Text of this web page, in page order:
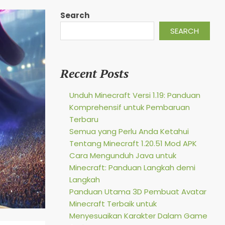
Search
SEARCH
Recent Posts
Unduh Minecraft Versi 1.19: Panduan
Komprehensif untuk Pembaruan
Terbaru
Semua yang Perlu Anda Ketahui
Tentang Minecraft 1.20.51 Mod APK
Cara Mengunduh Java untuk
Minecraft: Panduan Langkah demi
Langkah
Panduan Utama 3D Pembuat Avatar
Minecraft Terbaik untuk
Menyesuaikan Karakter Dalam Game